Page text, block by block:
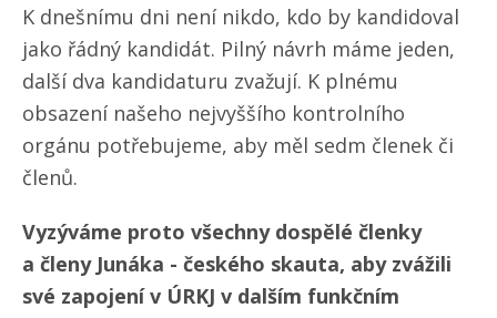
K dnešnímu dni není nikdo, kdo by kandidoval
jako řádný kandidát. Pilný návrh máme jeden,
další dva kandidaturu zvažují. K plnému
obsazení našeho nejvyššího kontrolního
orgánu potřebujeme, aby měl sedm členek či
členů.
Vyzýváme proto všechny dospělé členky
a členy Junáka - českého skauta, aby zvážili
své zapojení v ÚRKJ v dalším funkčním